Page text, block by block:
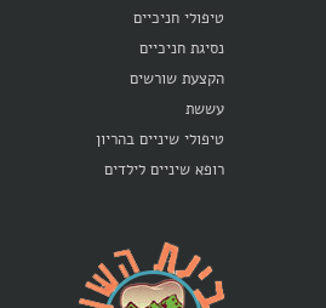
טיפולי חניכיים
נסיגת חניכיים
הקצעת שורשים
עששת
טיפולי שיניים בהריון
רופא שיניים לילדים